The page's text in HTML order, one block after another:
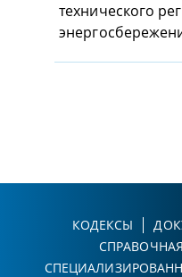
технического
КОДЕКСЫ